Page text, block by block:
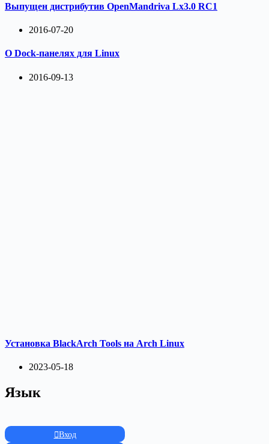
Выпущен дистрибутив OpenMandriva Lx3.0 RC1
2016-07-20
О Dock-панелях для Linux
2016-09-13
Установка BlackArch Tools на Arch Linux
2023-05-18
Язык
Вход